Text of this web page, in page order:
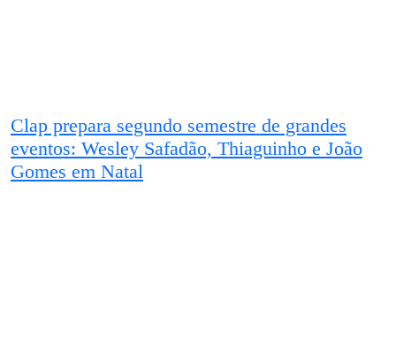
Clap prepara segundo semestre de grandes
eventos: Wesley Safadão, Thiaguinho e João
Gomes em Natal